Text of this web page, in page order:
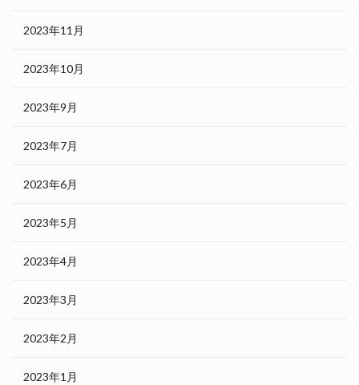
2023年11月
2023年10月
2023年9月
2023年7月
2023年6月
2023年5月
2023年4月
2023年3月
2023年2月
2023年1月